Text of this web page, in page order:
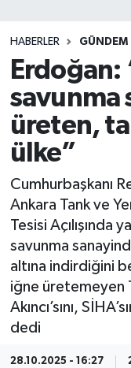
HABERLER GÜNDEM
Erdoğan:
savunma
üreten,
ülke”
Cumhurbaşkanı
Ankara Tank ve
Tesisi Açılışında
savunma
altına indirdiğini
iğne üretemeyen
Akıncı’sını,
dedi
28.10.2025 - 16:27
Magazin
Siyaset
Spor
Yaşam
Son Dakika
Haber Arşivi